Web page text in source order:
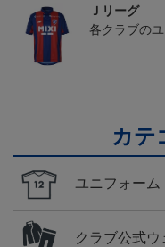
Ｊリーグ
各クラブの
カテ
ユニフォーム
クラブ公式ウ